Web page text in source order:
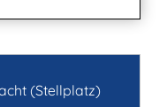
(Stellplatz)